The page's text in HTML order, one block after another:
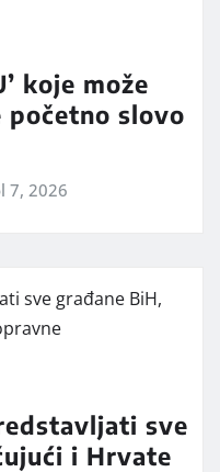
koje može
slovo
7, 2026
sve
i Hrvate